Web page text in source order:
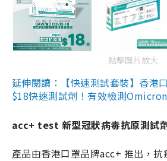
點擊圖片放大
延伸閱讀：【快速測試套裝】香港
$18快速測試劑！有效檢測
acc+ test 新型冠狀病毒抗原測試
產品由香港口罩品牌acc+ 推出，抗